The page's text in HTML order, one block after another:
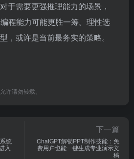
于需要更强推理能力的场景，
程能力可能更胜一筹。理性选
，或许是当前最务实的策略。
许请勿转载。
统
入
下一篇
ChatGPT解锁PPT制作技能：免
费用户也能一键生成专业演示文
稿